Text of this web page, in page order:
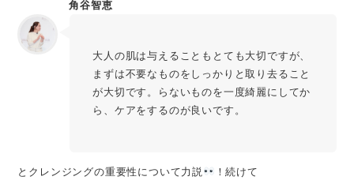
角谷智恵
大人の肌は与えることもとても大切ですが、
まずは不要なものをしっかりと取り去ること
が大切です。らないものを一度綺麗にしてか
ら、ケアをするのが良いです。
とクレンジングの重要性について力説 ！続けて